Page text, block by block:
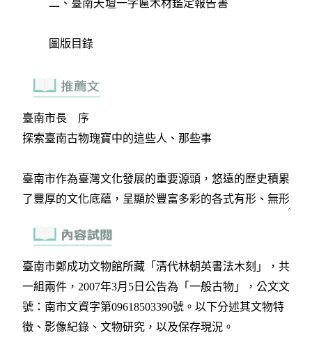
二、臺南天壇一字匾木材鑑定報告書
圖版目錄